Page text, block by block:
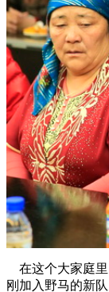
在这个大家庭里
刚加入野马的新